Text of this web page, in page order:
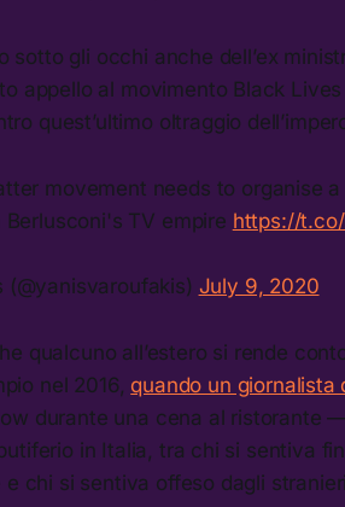
sotto gli occhi anche dell’ex
appello al movimento Black
quest’ultimo oltraggio
movement needs to organise
TV empire https://
July 9, 2020
qualcuno all’estero si rende
nel 2016, quando un giornalista
durante una cena al ristorante
in Italia, tra chi si sentiva
chi si sentiva offeso dagli